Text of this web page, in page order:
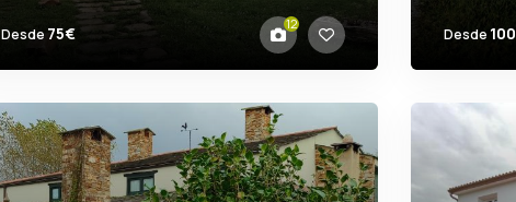
Desde 75€ 12
Desde